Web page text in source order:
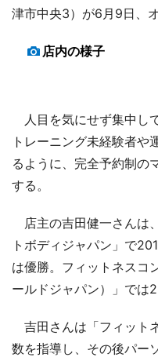
津市中央3）が6月9日、
店内の様子
人目を気にせず集中し
トレーニング未経験者や
るように、完全予約制の
する。
店主の吉田健一さんは
トボディジャパン」で
は優勝。フィットネスコ
ールドジャパン）」では
吉田さんは「フィット
数を指導し、その後パー